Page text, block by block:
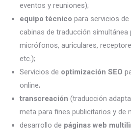
eventos y reuniones);
equipo técnico para servicios de
cabinas de traducción simultánea
micrófonos, auriculares,
etc.);
Servicios de optimización SEO
online;
transcreación (traducción
meta para fines publicitarios y de
desarrollo de páginas web